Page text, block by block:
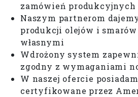
zamówień produkcyjnych
Naszym partnerom
produkcji olejów i
własnymi
Wdrożony system
zgodny z wymaganiami
W naszej ofercie
certyfikowane przez